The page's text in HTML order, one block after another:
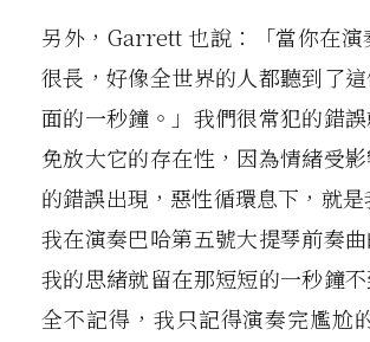
另外，Garrett 也說：「當你在
很長，好像全世界的人都聽到了
面的一秒鐘。」我們很常犯的錯
免放大它的存在性，因為情緒受
的錯誤出現，惡性循環息下，就
我在演奏巴哈第五號大提琴前奏
我的思緒就留在那短短的一秒鐘
全不記得，我只記得演奏完尷尬